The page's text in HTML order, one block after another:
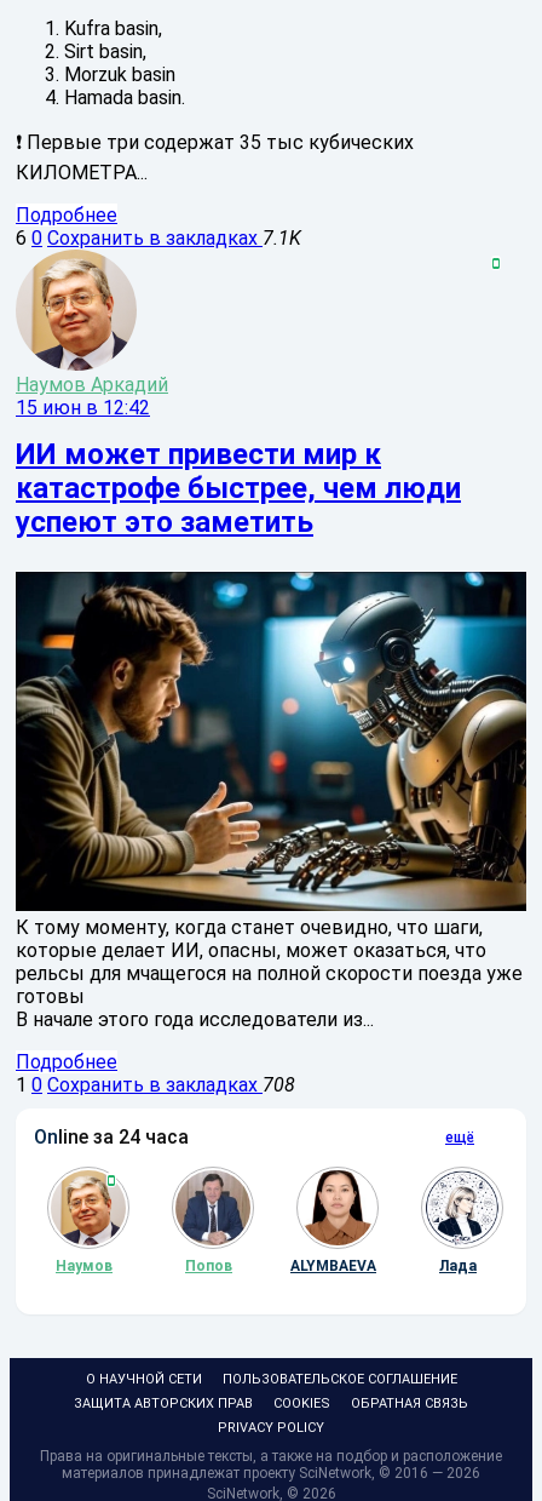
Kufra basin,
Sirt basin,
Morzuk basin
Hamada basin.
❗️ Первые три содержат 35 тыс кубических
КИЛОМЕТРА...
Подробнее
6 0 Сохранить в закладках 7.1K
Наумов Аркадий
15 июн в 12:42
ИИ может привести мир к
катастрофе быстрее, чем люди
успеют это заметить
К тому моменту, когда станет очевидно, что шаги,
которые делает ИИ, опасны, может оказаться, что
рельсы для мчащегося на полной скорости поезда уже
готовы
В начале этого года исследователи из...
Подробнее
1 0 Сохранить в закладках 708
On line за 24 часа ещё
Наумов Попов ALYMBAEVA Лада
О НАУЧНОЙ СЕТИ
ПОЛЬЗОВАТЕЛЬСКОЕ СОГЛАШЕНИЕ
ЗАЩИТА АВТОРСКИХ ПРАВ
COOKIES
ОБРАТНАЯ СВЯЗЬ
PRIVACY POLICY
Права на оригинальные тексты, а также на подбор и расположение
материалов принадлежат проекту SciNetwork, © 2016 — 2026
SciNetwork, © 2026